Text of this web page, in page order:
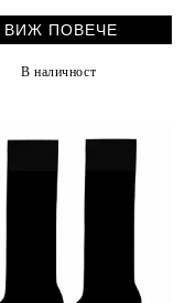
ВИЖ ПОВЕЧЕ
В наличност